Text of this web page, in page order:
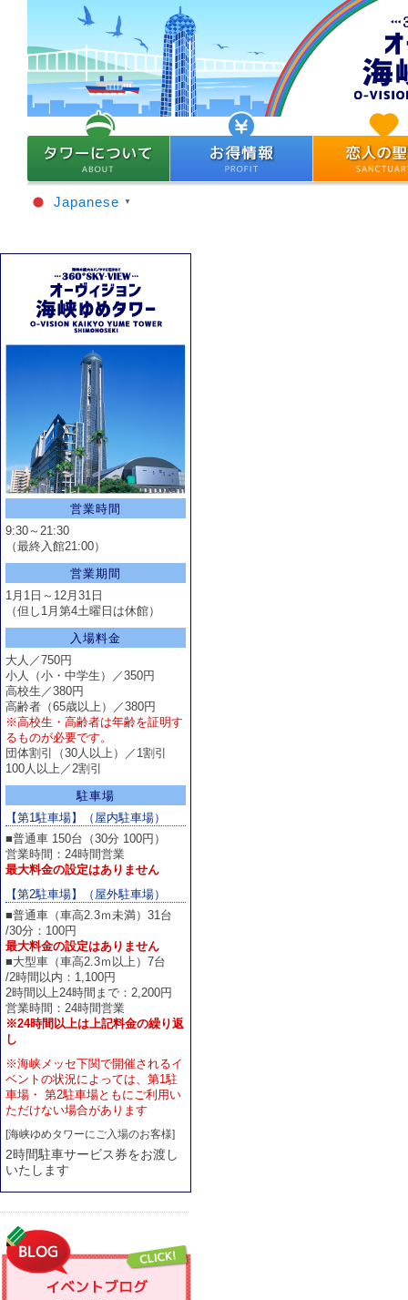
Japanese ▼
営業時間
9:30～21:30
（最終入館21:00）
営業期間
1月1日～12月31日
（但し1月第4土曜日は休館）
入場料金
大人／750円
小人（小・中学生）／350円
高校生／380円
高齢者（65歳以上）／380円
※高校生・高齢者は年齢を証明す
るものが必要です。
団体割引（30人以上）／1割引
100人以上／2割引
駐車場
【第1駐車場】（屋内駐車場）
■普通車 150台（30分 100円）
営業時間：24時間営業
最大料金の設定はありません
【第2駐車場】（屋外駐車場）
■普通車（車高2.3ｍ未満）31台
/30分：100円
最大料金の設定はありません
■大型車（車高2.3ｍ以上）7台
/2時間以内：1,100円
2時間以上24時間まで：2,200円
営業時間：24時間営業
※24時間以上は上記料金の繰り返
し
※海峡メッセ下関で開催されるイ
ベントの状況によっては、第1駐
車場・ 第2駐車場ともにご利用い
ただけない場合があります
[海峡ゆめタワーにご入場のお客様]
2時間駐車サービス券をお渡し
いたします